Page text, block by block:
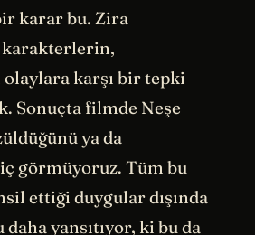
karar bu. Zira
karşı bir tepki
Sonuçta filmde Neşe
ya da
görmüyoruz. Tüm bu
ettiği duygular dışında
yansıtıyor, ki bu da